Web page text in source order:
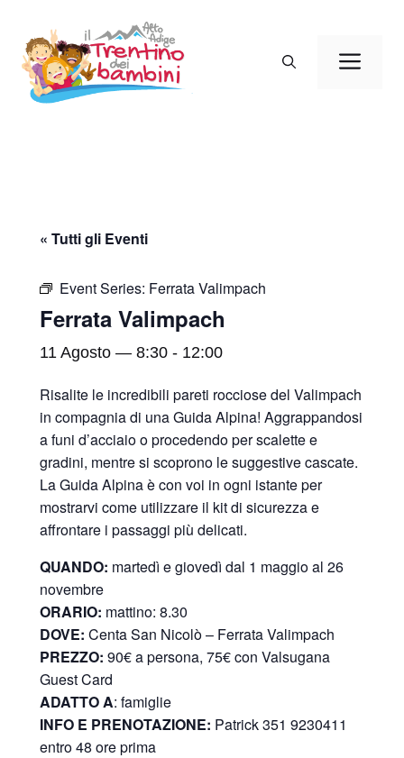
contenuto
« Tutti gli Eventi
Event Series: Ferrata Valimpach
Ferrata Valimpach
11 Agosto — 8:30 - 12:00
Risalite le incredibili pareti rocciose del Valimpach
in compagnia di una Guida Alpina! Aggrappandosi
a funi d’acciaio o procedendo per scalette e
gradini, mentre si scoprono le suggestive cascate.
La Guida Alpina è con voi in ogni istante per
mostrarvi come utilizzare il kit di sicurezza e
affrontare i passaggi più delicati.
QUANDO: martedì e giovedì dal 1 maggio al 26
novembre
ORARIO: mattino: 8.30
DOVE: Centa San Nicolò – Ferrata Valimpach
PREZZO: 90€ a persona, 75€ con Valsugana
Guest Card
ADATTO A: famiglie
INFO E PRENOTAZIONE: Patrick 351 9230411
entro 48 ore prima